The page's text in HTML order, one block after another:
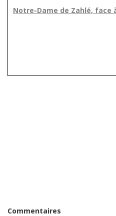
Notre-Dame de Zahlé, face
Commentaires